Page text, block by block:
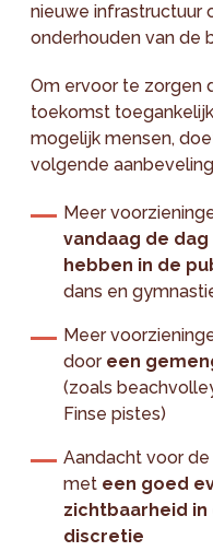
nieuwe infrastructuur
onderhouden van de
Om ervoor te zorgen
toekomst
mogelijk mensen,
volgende
Meer
vandaag de
hebben in de
dans en
Meer
door een
(zoals
Finse pistes)
Aandacht voor
met een goed
zichtbaarheid
discretie